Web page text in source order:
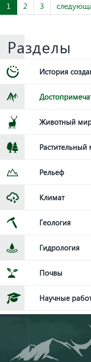
1 2 3
Разделы
История
Животный
Растительный
Рельеф
Климат
Геология
Гидрология
Почвы
Научные